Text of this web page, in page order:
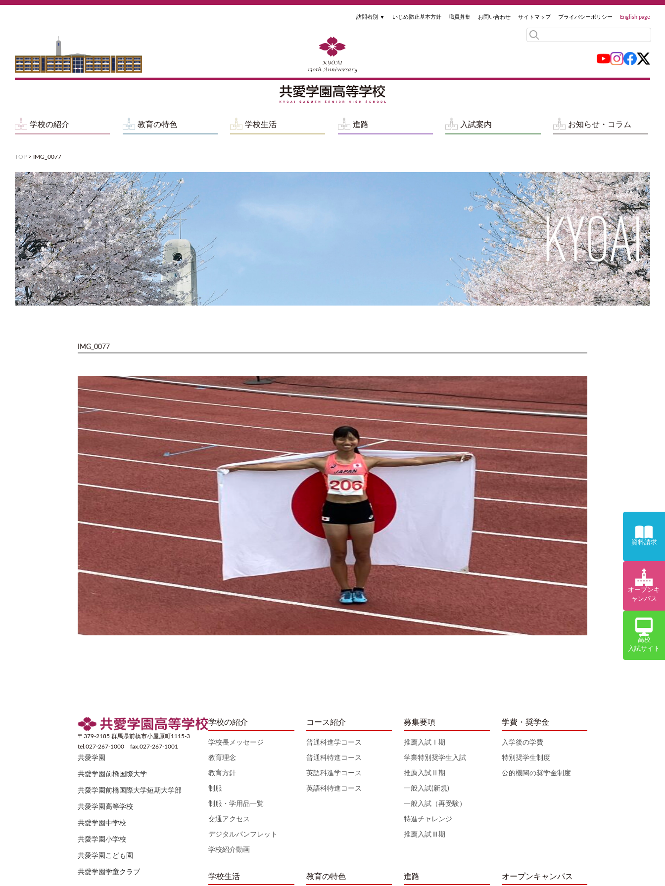
訪問者別 ▼ いじめ防止基本方針 職員募集 お問い合わせ サイトマップ プライバシーポリシー English page
学校の紹介 教育の特色 学校生活 進路 入試案内 お知らせ・コラム
TOP > IMG_0077
IMG_0077
〒379-2185 群馬県前橋市小屋原町1115-3
tel.027-267-1000 fax.027-267-1001
共愛学園
共愛学園前橋国際大学
共愛学園前橋国際大学短期大学部
共愛学園高等学校
共愛学園中学校
共愛学園小学校
共愛学園こども園
共愛学園学童クラブ
学校の紹介
学校長メッセージ
教育理念
教育方針
制服
制服・学用品一覧
交通アクセス
デジタルパンフレット
学校紹介動画
学校生活
コース紹介
普通科進学コース
普通科特進コース
英語科進学コース
英語科特進コース
教育の特色
募集要項
推薦入試Ⅰ期
学業特別奨学生入試
推薦入試Ⅱ期
一般入試(新規)
一般入試（再受験）
特進チャレンジ
推薦入試Ⅲ期
進路
学費・奨学金
入学後の学費
特別奨学生制度
公的機関の奨学金制度
オープンキャンパス
資料請求
オープンキ
ャンパス
高校
入試サイト